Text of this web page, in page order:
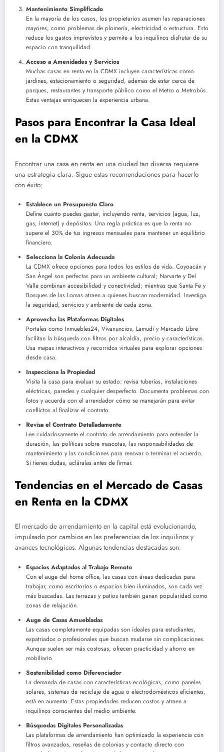
Mantenimiento Simplificado
En la mayoría de los casos, los propietarios asumen las reparaciones
mayores, como problemas de plomería, electricidad o estructura. Esto
reduce los gastos imprevistos y permite a los inquilinos disfrutar de su
espacio con tranquilidad.
Acceso a Amenidades y Servicios
Muchas casas en renta en la CDMX incluyen características como
jardines, estacionamiento o seguridad, además de estar cerca de
parques, restaurantes y transporte público como el Metro o Metrobús.
Estas ventajas enriquecen la experiencia urbana.
Pasos para Encontrar la Casa Ideal
en la CDMX
Encontrar una casa en renta en una ciudad tan diversa requiere
una estrategia clara. Sigue estas recomendaciones para hacerlo
con éxito:
Establece un Presupuesto Claro
Define cuánto puedes gastar, incluyendo renta, servicios (agua, luz,
gas, internet) y depósitos. Una regla práctica es que la renta no
supere el 30% de tus ingresos mensuales para mantener un equilibrio
financiero.
Selecciona la Colonia Adecuada
La CDMX ofrece opciones para todos los estilos de vida. Coyoacán y
San Ángel son perfectas para un ambiente cultural; Narvarte y Del
Valle combinan accesibilidad y conectividad; mientras que Santa Fe y
Bosques de las Lomas atraen a quienes buscan modernidad. Investiga
la seguridad, servicios y ambiente de cada zona.
Aprovecha las Plataformas Digitales
Portales como Inmuebles24, Vivanuncios, Lamudi y Mercado Libre
facilitan la búsqueda con filtros por alcaldía, precio y características.
Usa mapas interactivos y recorridos virtuales para explorar opciones
desde casa.
Inspecciona la Propiedad
Visita la casa para evaluar su estado: revisa tuberías, instalaciones
eléctricas, paredes y cualquier desperfecto. Documenta problemas con
fotos y acuerda con el arrendador cómo se manejarán para evitar
conflictos al finalizar el contrato.
Revisa el Contrato Detalladamente
Lee cuidadosamente el contrato de arrendamiento para entender la
duración, las políticas sobre mascotas, las responsabilidades de
mantenimiento y las condiciones para renovar o terminar el acuerdo.
Si tienes dudas, acláralas antes de firmar.
Tendencias en el Mercado de Casas
en Renta en la CDMX
El mercado de arrendamiento en la capital está evolucionando,
impulsado por cambios en las preferencias de los inquilinos y
avances tecnológicos. Algunas tendencias destacadas son:
Espacios Adaptados al Trabajo Remoto
Con el auge del home office, las casas con áreas dedicadas para
trabajar, como escritorios o espacios bien iluminados, son cada vez
más buscadas. Las terrazas y patios también ganan popularidad como
zonas de relajación.
Auge de Casas Amuebladas
Las casas completamente equipadas son ideales para estudiantes,
expatriados o profesionales que buscan mudarse sin complicaciones.
Aunque suelen ser más costosas, ofrecen practicidad y ahorro en
mobiliario.
Sostenibilidad como Diferenciador
La demanda de casas con características ecológicas, como paneles
solares, sistemas de reciclaje de agua o electrodomésticos eficientes,
está en aumento. Estas propiedades reducen costos y atraen a
inquilinos conscientes del medio ambiente.
Búsquedas Digitales Personalizadas
Las plataformas de arrendamiento han optimizado la experiencia con
filtros avanzados, reseñas de colonias y contacto directo con